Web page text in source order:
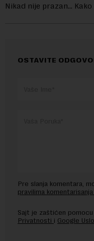
Nikad nije prazan…
OSTAVITE
Pre slanja komentara,
pravilima
Sajt je zaštićen pomocu
Privatnosti i Google